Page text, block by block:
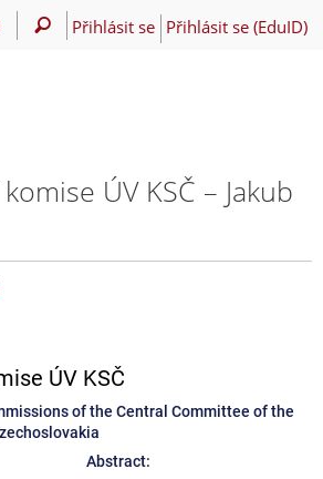
Přihlásit se Přihlásit se (EduID)
ÚV KSČ – Jakub
ÚV KSČ
of the Central Committee of the
Abstract: